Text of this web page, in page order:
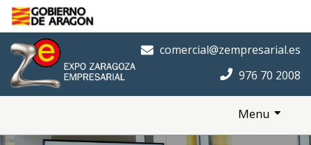
Saltar al contenido principal
comercial@zempresarial.es
976 70 2008
Inicio
Menu